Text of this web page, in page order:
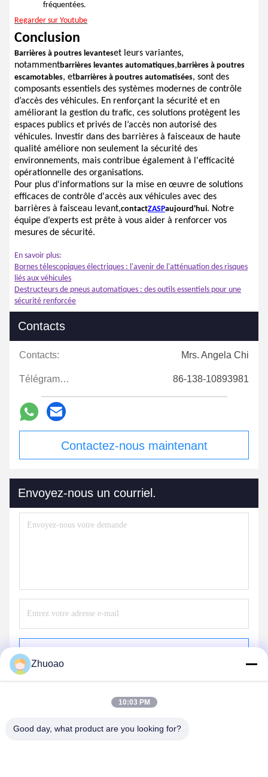
fréquentées.
Regarder sur Youtube
Conclusion
Barrières à poutres levanteset leurs variantes,
notammentbarrières levantes automatiques,barrières à poutres
escamotables, etbarrières à poutres automatisées, sont des
composants essentiels des systèmes modernes de contrôle
d’accès des véhicules. En renforçant la sécurité et en
améliorant la gestion du trafic, ces solutions protègent les
espaces publics et privés de l’accès non autorisé des
véhicules. Investir dans des barrières à faisceaux de haute
qualité améliore non seulement la sécurité des
environnements, mais contribue également à l'efficacité
opérationnelle des organisations.
Pour plus d'informations sur la mise en œuvre de solutions
efficaces de contrôle d'accès aux véhicules avec des
barrières à faisceau levant,contactZASPaujourd'hui. Notre
équipe d’experts est prête à vous aider à renforcer vos
mesures de sécurité.
En savoir plus:
Bornes télescopiques électriques : l'avenir de l'atténuation des risques
liés aux véhicules
Destructeurs de pneus automatiques : des outils essentiels pour une
sécurité renforcée
Contacts
Contacts: Mrs. Angela Chi
Télégramme: 86-138-10893981
Contactez-nous maintenant
Envoyez-nous un courriel.
Zhuoao
10:03 PM
Good day, what product are you looking for?